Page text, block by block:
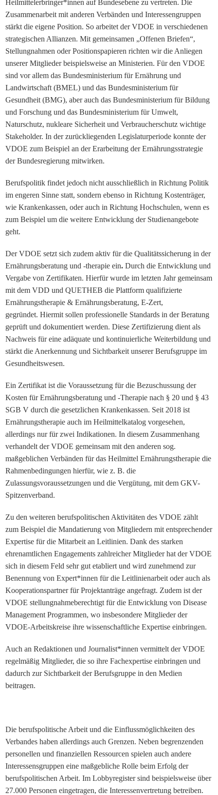
Heilmittelerbringer*innen auf Bundesebene zu vertreten. Die
Zusammenarbeit mit anderen Verbänden und Interessengruppen
stärkt die eigene Position. So arbeitet der VDOE in verschiedenen
strategischen Allianzen. Mit gemeinsamen „Offenen Briefen“,
Stellungnahmen oder Positionspapieren richten wir die Anliegen
unserer Mitglieder beispielsweise an Ministerien. Für den VDOE
sind vor allem das Bundesministerium für Ernährung und
Landwirtschaft (BMEL) und das Bundesministerium für
Gesundheit (BMG), aber auch das Bundesministerium für Bildung
und Forschung und das Bundesministerium für Umwelt,
Naturschutz, nukleare Sicherheit und Verbraucherschutz wichtige
Stakeholder. In der zurückliegenden Legislaturperiode konnte der
VDOE zum Beispiel an der Erarbeitung der Ernährungsstrategie
der Bundesregierung mitwirken.
Berufspolitik findet jedoch nicht ausschließlich in Richtung Politik
im engeren Sinne statt, sondern ebenso in Richtung Kostenträger,
wie Krankenkassen, oder auch in Richtung Hochschulen, wenn es
zum Beispiel um die weitere Entwicklung der Studienangebote
geht.
Der VDOE setzt sich zudem aktiv für die Qualitätssicherung in der
Ernährungsberatung und -therapie ein. Durch die Entwicklung und
Vergabe von Zertifikaten. Hierfür wurde im letzten Jahr gemeinsam
mit dem VDD und QUETHEB die Plattform qualifizierte
Ernährungstherapie & Ernährungsberatung, E-Zert,
gegründet. Hiermit sollen professionelle Standards in der Beratung
geprüft und dokumentiert werden. Diese Zertifizierung dient als
Nachweis für eine adäquate und kontinuierliche Weiterbildung und
stärkt die Anerkennung und Sichtbarkeit unserer Berufsgruppe im
Gesundheitswesen.
Ein Zertifikat ist die Voraussetzung für dieBezuschussungder
Kosten für Ernährungsberatung und -Therapie nach § 20 und § 43
SGB Vdurchdie gesetzlichenKrankenkassen. Seit 2018 ist
Ernährungstherapie auch im Heilmittelkatalog vorgesehen,
allerdings nur für zwei Indikationen.In diesem Zusammenhang
verhandelt der VDOE gemeinsam mit den anderen sog.
maßgeblichen Verbänden für das Heilmittel Ernährungstherapie die
Rahmenbedingungen hierfür, wie z. B. die
Zulassungsvoraussetzungen und die Vergütung, mit dem GKV-
Spitzenverband.
Zu den weiteren berufspolitischen Aktivitäten des VDOE zählt
zum Beispiel die Mandatierung von Mitgliedern mit entsprechender
Expertise für die Mitarbeit an Leitlinien. Dank des starken
ehrenamtlichen Engagements zahlreicher Mitglieder hat der VDOE
sich in diesem Feld sehr gut etabliert und wird zunehmend zur
Benennung von Expert*innen für die Leitlinienarbeit oder auch als
Kooperationspartner für Projektanträge angefragt. Zudem ist der
VDOE stellungnahmeberechtigt für die Entwicklung von Disease
Management Programmen, wo insbesondere Mitglieder der
VDOE-Arbeitskreise ihre wissenschaftliche Expertise einbringen.
Auch an Redaktionen und Journalist*innen vermittelt der VDOE
regelmäßig Mitglieder, die so ihre Fachexpertise einbringen und
dadurch zur Sichtbarkeit der Berufsgruppe in den Medien
beitragen.
Die berufspolitische Arbeit und die Einflussmöglichkeiten des
Verbandes haben allerdings auch Grenzen. Neben begrenzenden
personellen und finanziellen Ressourcen spielen auch andere
Interessensgruppen eine maßgebliche Rolle beim Erfolg der
berufspolitischen Arbeit. Im Lobbyregister sind beispielsweise über
27.000 Personen eingetragen, die Interessenvertretung betreiben.